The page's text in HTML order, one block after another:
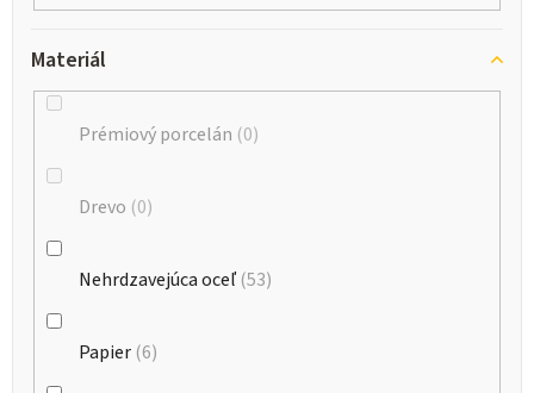
Materiál
Prémiový porcelán 0
Drevo 0
Nehrdzavejúca oceľ 53
Papier 6